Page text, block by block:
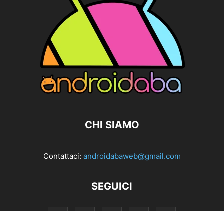
CHI SIAMO
Contattaci: androidabaweb@gmail.com
SEGUICI